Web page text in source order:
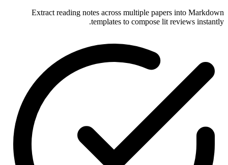
Extract reading notes across multiple papers into Markdown
templates to compose lit reviews instantly.